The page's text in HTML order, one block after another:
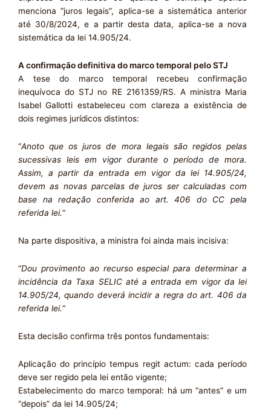
menciona “juros legais”, aplica-se a sistemática anterior
até 30/8/2024, e a partir desta data, aplica-se a nova
sistemática da lei 14.905/24.
A confirmação definitiva do marco temporal pelo STJ
A tese do marco temporal recebeu confirmação
inequívoca do STJ no RE 2161359/RS. A ministra Maria
Isabel Gallotti estabeleceu com clareza a existência de
dois regimes jurídicos distintos:
“Anoto que os juros de mora legais são regidos pelas
sucessivas leis em vigor durante o período de mora.
Assim, a partir da entrada em vigor da lei 14.905/24,
devem as novas parcelas de juros ser calculadas com
base na redação conferida ao art. 406 do CC pela
referida lei.“
Na parte dispositiva, a ministra foi ainda mais incisiva:
“Dou provimento ao recurso especial para determinar a
incidência da Taxa SELIC até a entrada em vigor da lei
14.905/24, quando deverá incidir a regra do art. 406 da
referida lei.“
Esta decisão confirma três pontos fundamentais:
Aplicação do princípio tempus regit actum: cada período
deve ser regido pela lei então vigente;
Estabelecimento do marco temporal: há um “antes” e um
“depois” da lei 14.905/24;